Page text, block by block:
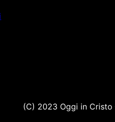
(C) 2023 Oggi in Cristo